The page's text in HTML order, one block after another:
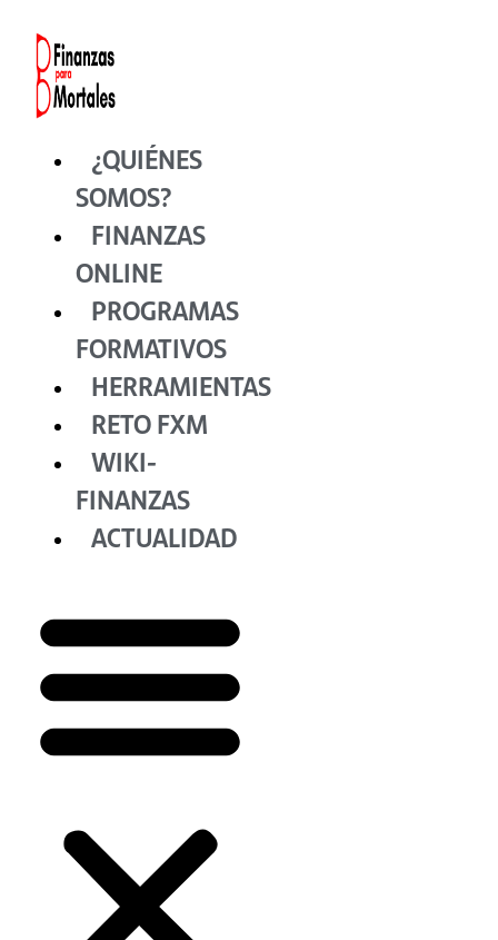
contenido
¿QUIÉNES
SOMOS?
FINANZAS
ONLINE
PROGRAMAS
FORMATIVOS
HERRAMIENTAS
RETO FXM
WIKI-
FINANZAS
ACTUALIDAD